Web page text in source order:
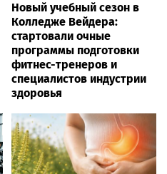
Новый учебный сезон в
Колледже Вейдера:
стартовали очные
программы подготовки
фитнес-тренеров и
специалистов индустрии
здоровья